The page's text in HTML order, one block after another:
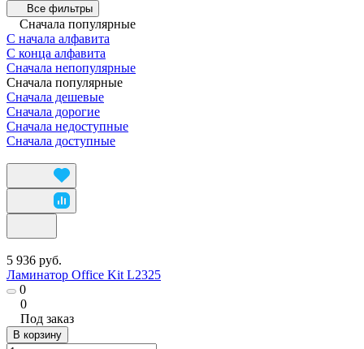
Все фильтры
Сначала популярные
С начала алфавита
С конца алфавита
Сначала непопулярные
Сначала популярные
Сначала дешевые
Сначала дорогие
Сначала недоступные
Сначала доступные
5 936 руб.
Ламинатор Office Kit L2325
0
0
Под заказ
В корзину